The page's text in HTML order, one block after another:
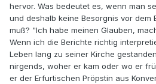
hervor. Was bedeutet es, wenn man
und deshalb keine Besorgnis vor dem
muß? "Ich habe meinen Glauben,
Wenn ich die Berichte richtig
Leben lang zu seiner Kirche
nirgends, woher er kam oder wo er
er der Erfurtischen Pröpstin aus